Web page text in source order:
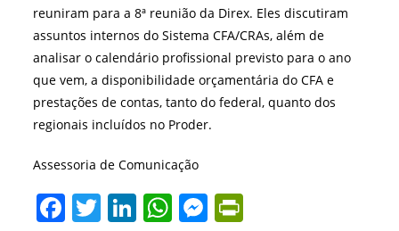
reuniram para a 8ª reunião da Direx. Eles discutiram
assuntos internos do Sistema CFA/CRAs, além de
analisar o calendário profissional previsto para o ano
que vem, a disponibilidade orçamentária do CFA e
prestações de contas, tanto do federal, quanto dos
regionais incluídos no Proder.
Assessoria de Comunicação
F T Li W M